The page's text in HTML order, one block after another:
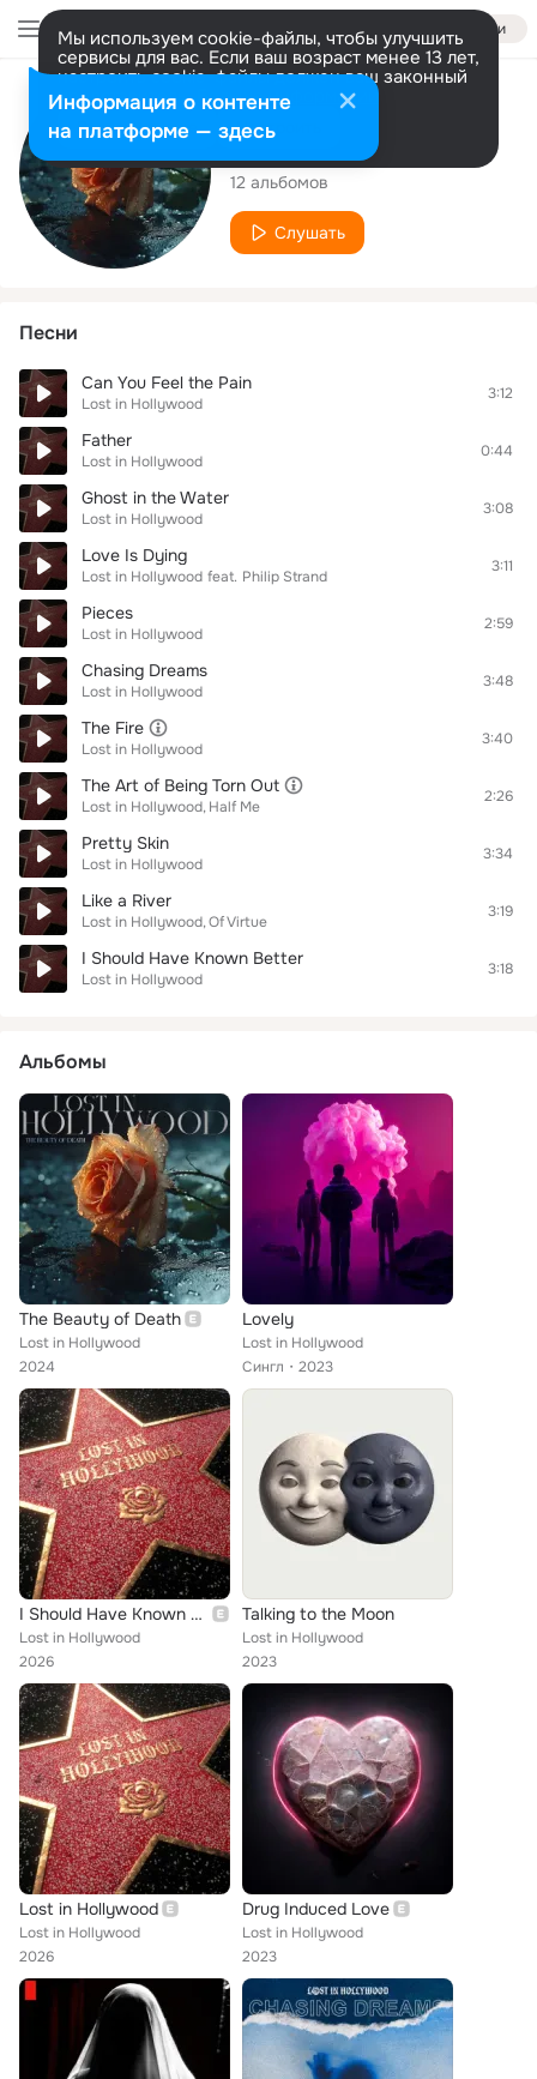
Войти
Мы используем cookie-файлы, чтобы улучшить
сервисы для вас. Если ваш возраст менее 13 лет,
настроить cookie-файлы должен ваш законный
представитель. Больше информации
Разрешить все Настроить
Исполнитель
Lost in Hollywood
12 альбомов
Слушать
Песни
Can You Feel the Pain
Lost in Hollywood
3:12
Father
Lost in Hollywood
0:44
Ghost in the Water
Lost in Hollywood
3:08
Love Is Dying
Lost in Hollywood feat. Philip Strand
3:11
Pieces
Lost in Hollywood
2:59
Chasing Dreams
Lost in Hollywood
3:48
The Fire
Lost in Hollywood
3:40
The Art of Being Torn Out
Lost in Hollywood Half Me
2:26
Pretty Skin
Lost in Hollywood
3:34
Like a River
Lost in Hollywood Of Virtue
3:19
I Should Have Known Better
Lost in Hollywood
3:18
Альбомы
The Beauty of Death
Lost in Hollywood
2024
Lovely
Lost in Hollywood
Сингл
2023
I Should Have Known Better
Lost in Hollywood
2026
Talking to the Moon
Lost in Hollywood
2023
Lost in Hollywood
Lost in Hollywood
2026
Drug Induced Love
Lost in Hollywood
2023
Информация о контенте
на платформе — здесь